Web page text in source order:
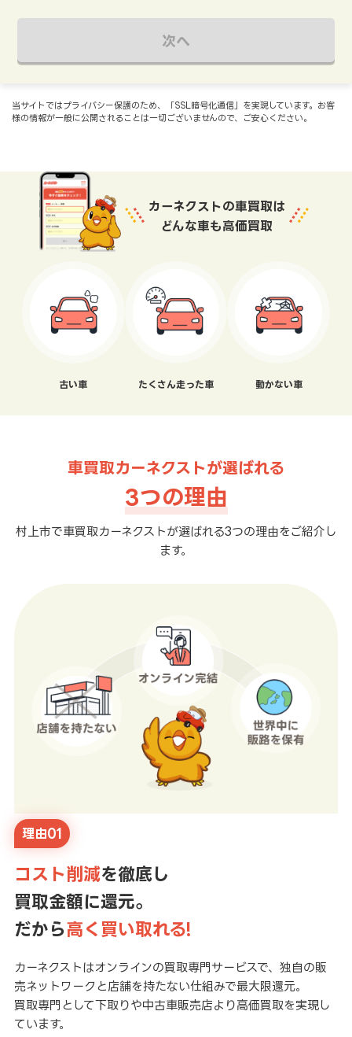
次へ
当サイトではプライバシー保護のため、「SSL暗号化通信」を実現しています。お客
様の情報が一般に公開されることは一切ございませんので、ご安心ください。
カーネクストの車買取は
どんな車も高価買取
古い車 たくさん走った車 動かない車
車買取カーネクストが選ばれる
3つの理由
村上市で車買取カーネクストが選ばれる3つの理由をご紹介し
ます。
理由01
コスト削減を徹底し
買取金額に還元。
だから高く買い取れる!
カーネクストはオンラインの買取専門サービスで、独自の販
売ネットワークと店舗を持たない仕組みで最大限還元。
買取専門として下取りや中古車販売店より高価買取を実現し
ています。